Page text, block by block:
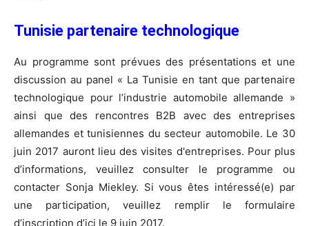
Tunisie partenaire technologique
Au programme sont prévues des présentations et une
discussion au panel « La Tunisie en tant que partenaire
technologique pour l’industrie automobile allemande »
ainsi que des rencontres B2B avec des entreprises
allemandes et tunisiennes du secteur automobile. Le 30
juin 2017 auront lieu des visites d'entreprises. Pour plus
d’informations, veuillez consulter le programme ou
contacter Sonja Miekley. Si vous êtes intéressé(e) par
une participation, veuillez remplir le formulaire
d’inscription d’ici le 9 juin 2017.